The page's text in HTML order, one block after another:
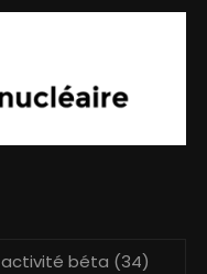
activité béta (34)